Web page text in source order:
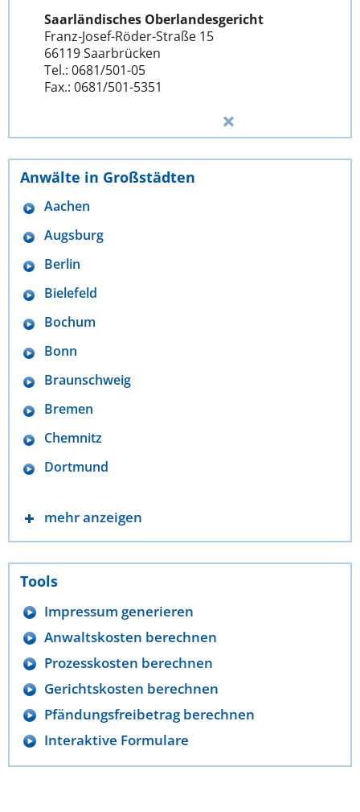
Saarländisches Oberlandesgericht
Franz-Josef-Röder-Straße 15
66119 Saarbrücken
Tel.: 0681/501-05
Fax.: 0681/501-5351
Anwälte in Großstädten
Aachen
Augsburg
Berlin
Bielefeld
Bochum
Bonn
Braunschweig
Bremen
Chemnitz
Dortmund
mehr anzeigen
Tools
Impressum generieren
Anwaltskosten berechnen
Prozesskosten berechnen
Gerichtskosten berechnen
Pfändungsfreibetrag berechnen
Interaktive Formulare